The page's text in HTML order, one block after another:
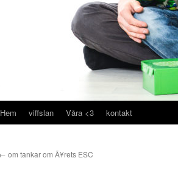
Hem viffslan Våra <3 kontakt
← om tankar om Ã¥rets ESC